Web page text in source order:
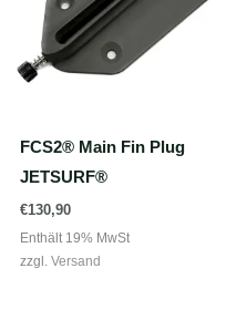
FCS2® Main Fin Plug
JETSURF®
€130,90
Enthält 19% MwSt
zzgl. Versand